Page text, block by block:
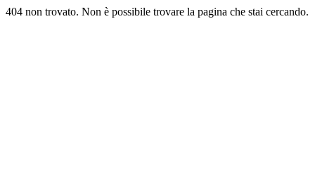
404 non trovato. Non è possibile trovare la pagina che stai cercando.